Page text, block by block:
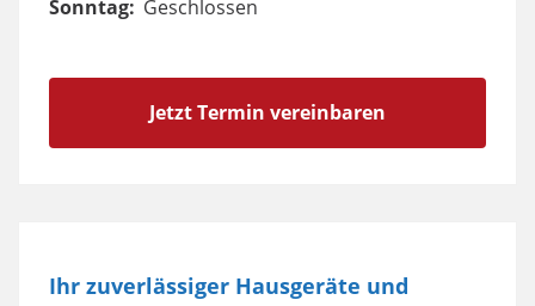
Sonntag: Geschlossen
Jetzt Termin vereinbaren
Ihr zuverlässiger Hausgeräte und